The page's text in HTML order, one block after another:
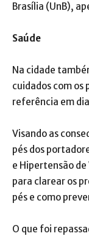
Brasília (UnB),
Saúde
Na cidade
cuidados com
referência em
Visando as
pés dos
e Hipertensão
para clarear os
pés e como
O que foi